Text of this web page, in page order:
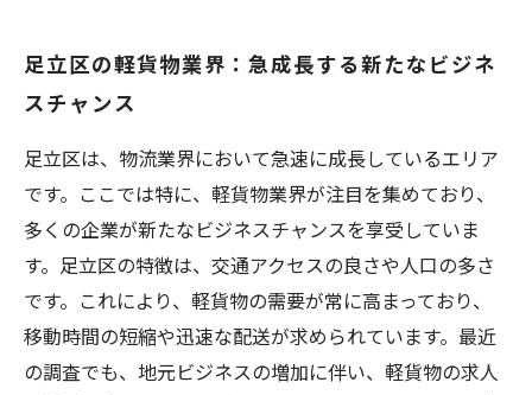
方法
求人情報満載！足立区で見つける軽貨物の働き
経験不問！足立区の軽貨物業界が求める人材像
とは
足立区の軽貨物業界：急成長する新たなビジネ
スチャンス
足立区は、物流業界において急速に成長しているエリア
です。ここでは特に、軽貨物業界が注目を集めており、
多くの企業が新たなビジネスチャンスを享受していま
す。足立区の特徴は、交通アクセスの良さや人口の多さ
です。これにより、軽貨物の需要が常に高まっており、
移動時間の短縮や迅速な配送が求められています。最近
の調査でも、地元ビジネスの増加に伴い、軽貨物の求人